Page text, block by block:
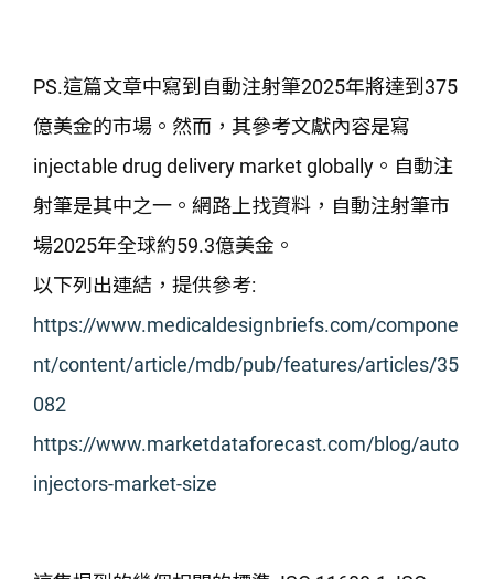
PS.這篇文章中寫到自動注射筆2025年將達到375
億美金的市場。然而，其參考文獻內容是寫
injectable drug delivery market globally。自動注
射筆是其中之一。網路上找資料，自動注射筆市
場2025年全球約59.3億美金。
以下列出連結，提供參考:
https://www.medicaldesignbriefs.com/compone
nt/content/article/mdb/pub/features/articles/35
082
https://www.marketdataforecast.com/blog/auto
injectors-market-size